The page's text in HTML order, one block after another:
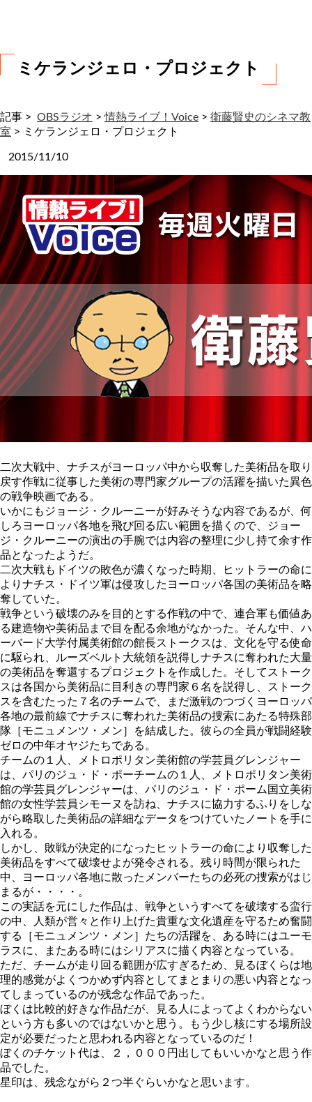
ミケランジェロ・プロジェクト
記事 > OBSラジオ >情熱ライブ！Voice > 衛藤賢史のシネマ教
室 > ミケランジェロ・プロジェクト
2015/11/10
二次大戦中、ナチスがヨーロッパ中から収奪した美術品を取り
戻す作戦に従事した美術の専門家グループの活躍を描いた異色
の戦争映画である。
いかにもジョージ・クルーニーが好みそうな内容であるが、何
しろヨーロッパ各地を飛び回る広い範囲を描くので、ジョー
ジ・クルーニーの演出の手腕では内容の整理に少し持て余す作
品となったようだ。
二次大戦もドイツの敗色が濃くなった時期、ヒットラーの命に
よりナチス・ドイツ軍は侵攻したヨーロッパ各国の美術品を略
奪していた。
戦争という破壊のみを目的とする作戦の中で、連合軍も価値あ
る建造物や美術品まで目を配る余地がなかった。そんな中、ハ
ーバード大学付属美術館の館長ストークスは、文化を守る使命
に駆られ、ルーズベルト大統領を説得しナチスに奪われた大量
の美術品を奪還するプロジェクトを作成した。そしてストーク
スは各国から美術品に目利きの専門家６名を説得し、ストーク
スを含むたった７名のチームで、まだ激戦のつづくヨーロッパ
各地の最前線でナチスに奪われた美術品の捜索にあたる特殊部
隊［モニュメンツ・メン］を結成した。彼らの全員が戦闘経験
ゼロの中年オヤジたちである。
チームの１人、メトロポリタン美術館の学芸員グレンジャー
は、パリのジュ・ド・ポーチームの１人、メトロポリタン美術
館の学芸員グレンジャーは、パリのジュ・ド・ポーム国立美術
館の女性学芸員シモーヌを訪ね、ナチスに協力するふりをしな
がら略取した美術品の詳細なデータをつけていたノートを手に
入れる。
しかし、敗戦が決定的になったヒットラーの命により収奪した
美術品をすべて破壊せよが発令される。残り時間が限られた
中、ヨーロッパ各地に散ったメンバーたちの必死の捜索がはじ
まるが・・・・。
この実話を元にした作品は、戦争というすべてを破壊する蛮行
の中、人類が営々と作り上げた貴重な文化遺産を守るため奮闘
する［モニュメンツ・メン］たちの活躍を、ある時にはユーモ
ラスに、またある時にはシリアスに描く内容となっている。
ただ、チームが走り回る範囲が広すぎるため、見るぼくらは地
理的感覚がよくつかめず内容としてまとまりの悪い内容となっ
てしまっているのが残念な作品であった。
ぼくは比較的好きな作品だが、見る人によってよくわからない
という方も多いのではないかと思う。もう少し核にする場所設
定が必要だったと思われる内容となっているのだ！
ぼくのチケット代は、２，０００円出してもいいかなと思う作
品でした。
星印は、残念ながら２つ半ぐらいかなと思います。